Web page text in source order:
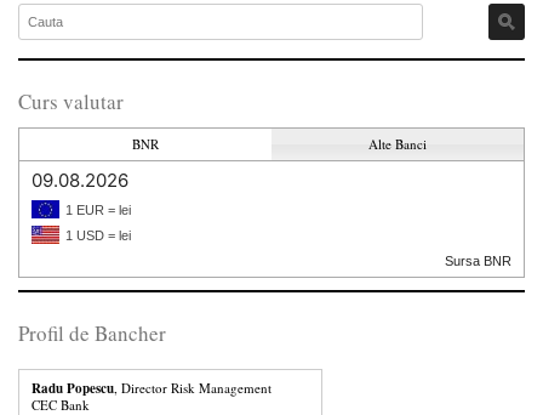
Curs valutar
BNR Alte Banci
09.08.2026
1 EUR = lei
1 USD = lei
Sursa BNR
Profil de Bancher
Radu Popescu , Director Risk Management
CEC Bank